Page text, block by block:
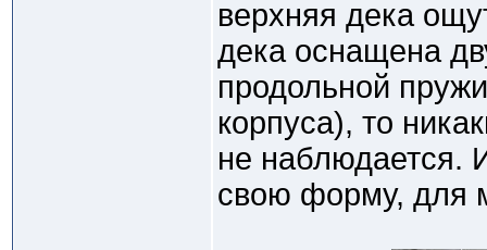
верхняя дека
дека оснащена
продольной
корпуса), то
не наблюдается.
свою форму, для